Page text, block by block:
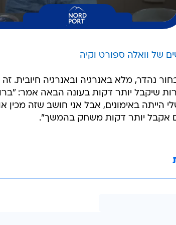
של וואלה ספורט וקיה
נהדר, מלא באנרגיה ובאנרגיה חיובית.
שיקבל יותר דקות בעונה הבאה אמר:
הייתה באימונים, אבל אני חושב שזה מכין
אקבל יותר דקות משחק בהמשך".